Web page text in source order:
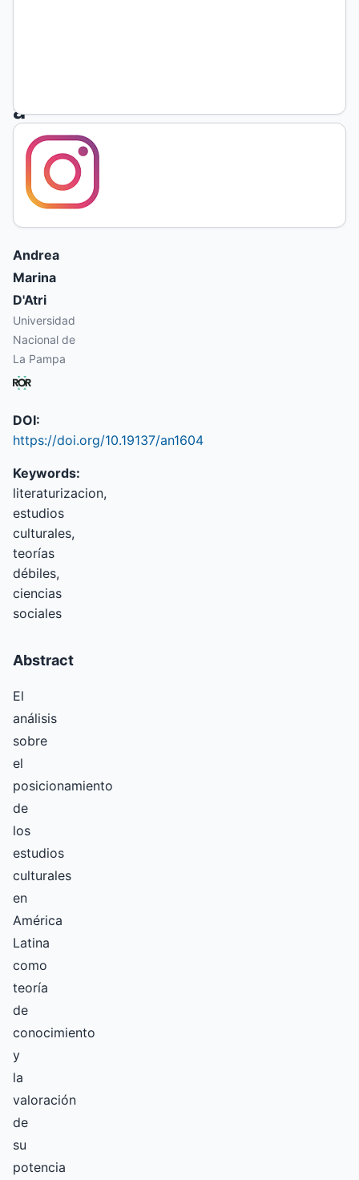
a
los
estudios
culturales
Andrea
Marina
D'Atri
Universidad
Nacional de
La Pampa
DOI:
https://doi.org/10.19137/an1604
Keywords:
literaturizacion,
estudios
culturales,
teorías
débiles,
ciencias
sociales
Abstract
El
análisis
sobre
el
posicionamiento
de
los
estudios
culturales
en
América
Latina
como
teoría
de
conocimiento
y
la
valoración
de
su
potencia